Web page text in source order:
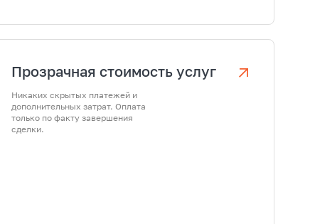
Прозрачная стоимость услуг
Никаких скрытых платежей и
дополнительных затрат. Оплата
только по факту завершения
сделки.